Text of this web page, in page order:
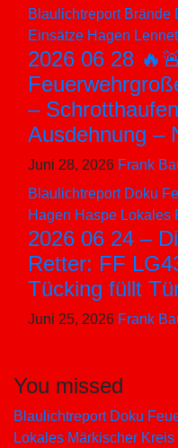
Blaulichtreport Brände
Einsätze Hagen
2026 06 28
–
Ausdehnung –
Juni 28, 2026 Frank
Blaulichtreport Doku
Hagen Haspe Lokales
2026 06 24 –
Retter: FF
Tücking füllt
Juni 25, 2026 Frank
You missed
Blaulichtreport Doku
Lokales Märkischer Kreis